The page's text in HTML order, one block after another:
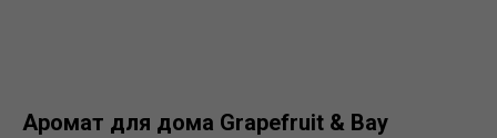
Аромат для дома Grapefruit & Bay